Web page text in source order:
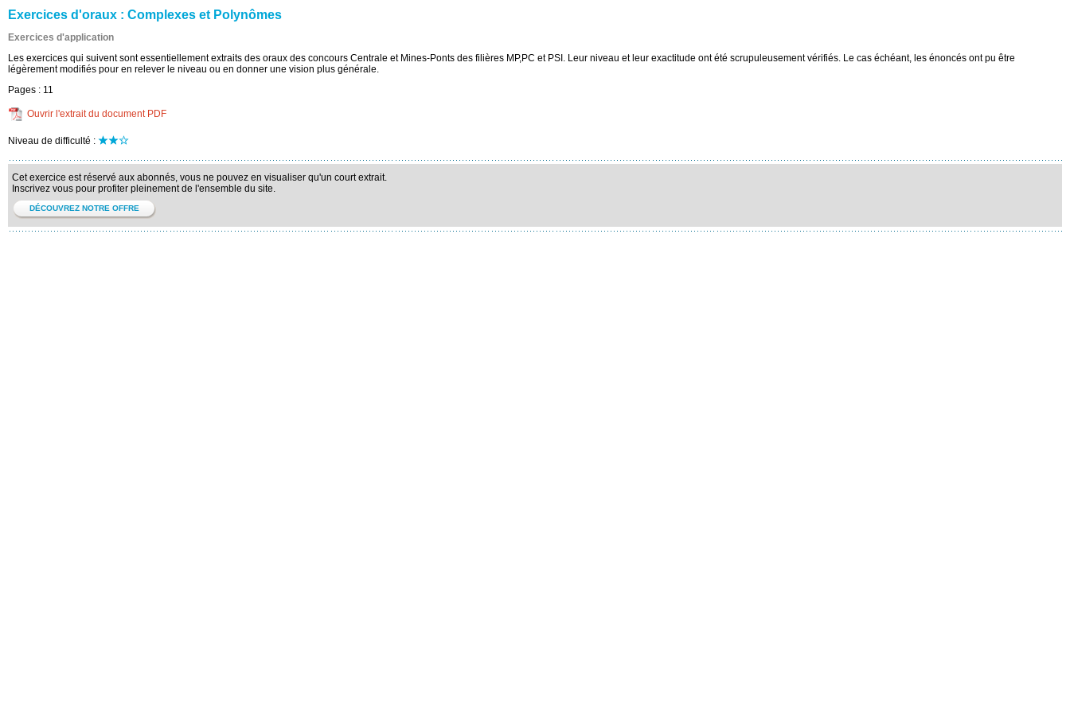
Exercices d'oraux : Complexes et Polynômes
Exercices d'application
Les exercices qui suivent sont essentiellement extraits des oraux des concours Centrale et Mines-Ponts des filières MP,PC et PSI. Leur niveau et leur exactitude ont été scrupuleusement vérifiés. Le cas échéant, les énoncés ont pu être
légèrement modifiés pour en relever le niveau ou en donner une vision plus générale.
Pages : 11
Ouvrir l'extrait du document PDF
Niveau de difficulté :
Cet exercice est réservé aux abonnés, vous ne pouvez en visualiser qu'un court extrait.
Inscrivez vous pour profiter pleinement de l'ensemble du site.
DÉCOUVREZ NOTRE OFFRE